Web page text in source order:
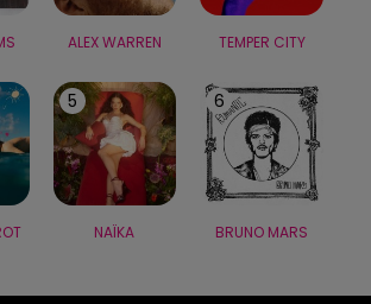
ALEX WARREN TEMPER CITY
5
NAÏKA
6
BRUNO MARS